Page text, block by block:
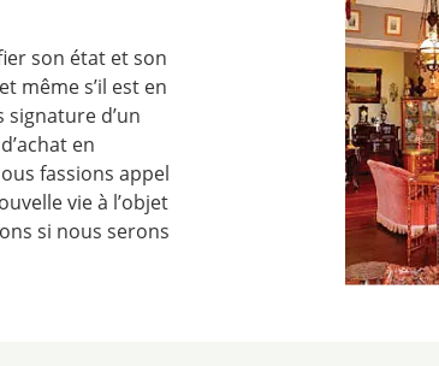
son état et son
même s’il est en
d’un
en
fassions appel
vie à l’objet
si nous serons